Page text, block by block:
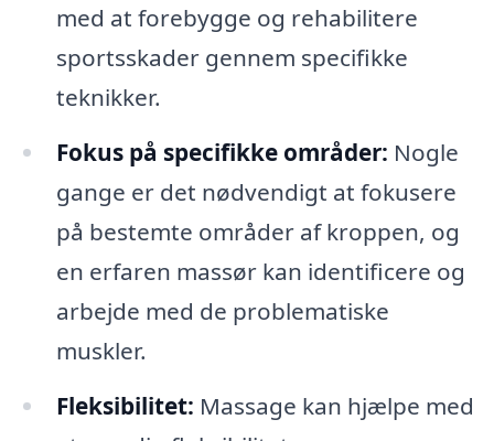
med at forebygge og rehabilitere
sportsskader gennem specifikke
teknikker.
Fokus på specifikke områder: Nogle
gange er det nødvendigt at fokusere
på bestemte områder af kroppen, og
en erfaren massør kan identificere og
arbejde med de problematiske
muskler.
Fleksibilitet: Massage kan hjælpe med